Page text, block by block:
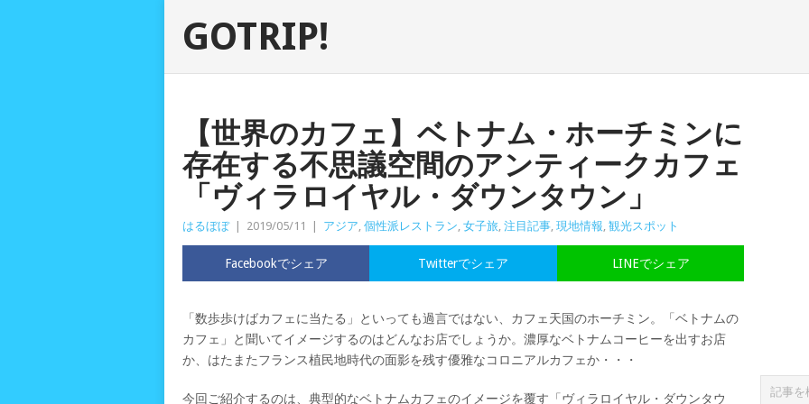
GOTRIP!
【世界のカフェ】ベトナム・ホーチミンに
存在する不思議空間のアンティークカフェ
「ヴィラロイヤル・ダウンタウン」
はるぼぼ 2019/05/11 アジア, 個性派レストラン, 女子旅, 注目記事, 現地情報, 観光スポット
Facebookでシェア LINEでシェア
Twitterでシェア
「数歩歩けばカフェに当たる」といっても過言ではない、カフェ天国のホーチミン。「ベトナムの
カフェ」と聞いてイメージするのはどんなお店でしょうか。濃厚なベトナムコーヒーを出すお店
か、はたまたフランス植民地時代の面影を残す優雅なコロニアルカフェか・・・
今回ご紹介するのは、典型的なベトナムカフェのイメージを覆す「ヴィラロイヤル・ダウンタウ